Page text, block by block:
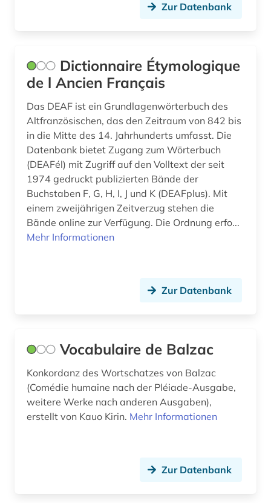
recht (1)
robbe-grillet (1)
romania (1)
romanische philologie (1)
romanische sprachen (1)
romanist (1)
romanistik (5)
sammlung (1)
schriftsteller (5)
schwarzafrika (1)
Zur Datenbank
Dictionnaire Étymologique
de l Ancien Français
Das DEAF ist ein Grundlagenwörterbuch des
Altfranzösischen, das den Zeitraum von 842 bis
in die Mitte des 14. Jahrhunderts umfasst. Die
Datenbank bietet Zugang zum Wörterbuch
(DEAFél) mit Zugriff auf den Volltext der seit
1974 gedruckt publizierten Bände der
Buchstaben F, G, H, I, J und K (DEAFplus). Mit
einem zweijährigen Zeitverzug stehen die
Bände online zur Verfügung. Die Ordnung erfo...
Mehr Informationen
Zur Datenbank
Vocabulaire de Balzac
Konkordanz des Wortschatzes von Balzac
(Comédie humaine nach der Pléiade-Ausgabe,
weitere Werke nach anderen Ausgaben),
erstellt von Kauo Kirin. Mehr Informationen
Zur Datenbank